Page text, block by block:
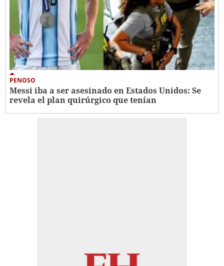
PENOSO
Messi iba a ser asesinado en Estados Unidos: Se
revela el plan quirúrgico que tenían